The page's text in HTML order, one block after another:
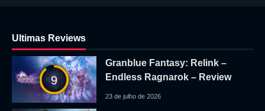
Ultimas Reviews
9
Granblue Fantasy: Relink –
Endless Ragnarok – Review
23 de julho de 2026